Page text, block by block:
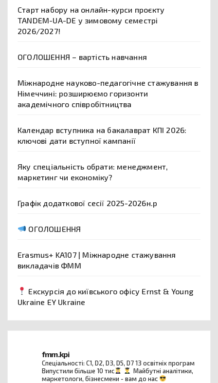
Старт набору на онлайн-курси проєкту
TANDEM-UA-DE у зимовому семестрі
2026/2027!
ОГОЛОШЕННЯ – вартість навчання
Міжнародне науково-педагогічне стажування в
Німеччині: розширюємо горизонти
академічного співробітництва
Календар вступника на бакалаврат КПІ 2026:
ключові дати вступної кампанії
Яку спеціальність обрати: менеджмент,
маркетинг чи економіку?
Графік додаткової сесії 2025-2026н.р
ОГОЛОШЕННЯ
Erasmus+ KA107 | Міжнародне стажування
викладачів ФММ
Екскурсія до київського офісу Ernst & Young
Ukraine EY Ukraine
fmm.kpi
Спеціальності: C1, D2, D3, D5, D713 освітніх програм
Випустили більше 10 тис
Майбутні аналітики,
маркетологи, бізнесмени - вам до нас